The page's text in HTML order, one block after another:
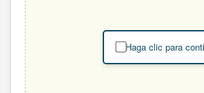
Haga clic para